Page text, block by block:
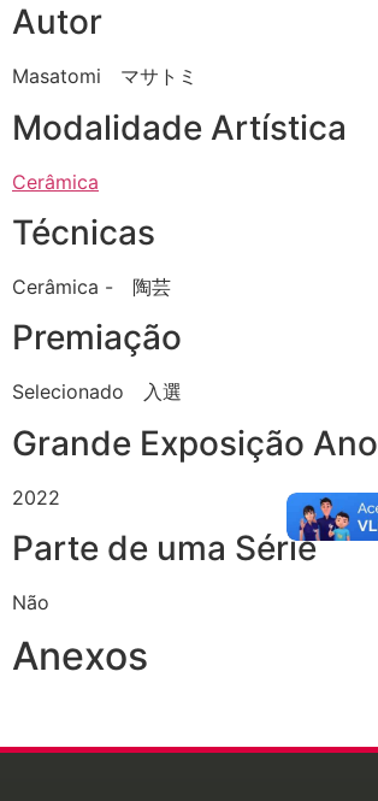
Autor
Masatomi マサトミ
Modalidade Artística
Cerâmica
Técnicas
Cerâmica - 陶芸
Premiação
Selecionado 入選
Grande Exposição Ano
2022
Parte de uma Série
Não
Anexos